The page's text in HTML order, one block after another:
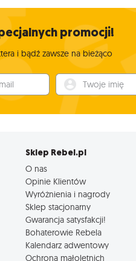
promocji!
i bądź zawsze na bieżąco
Twoje imię
Sklep Rebel.pl
O nas
Opinie Klientów
Wyróżnienia i nagrody
Sklep stacjonarny
Gwarancja satysfakcji!
Bohaterowie Rebela
Kalendarz adwentowy
Ochrona małoletnich